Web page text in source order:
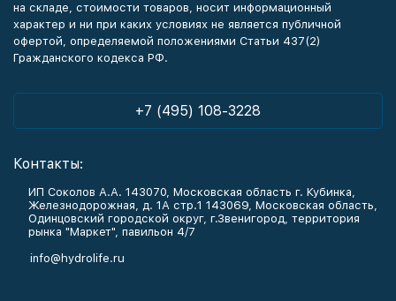
на складе, стоимости товаров, носит информационный
характер и ни при каких условиях не является публичной
офертой, определяемой положениями Статьи 437(2)
Гражданского кодекса РФ.
+7 (495) 108-3228
Контакты:
ИП Соколов А.А. 143070, Московская область г. Кубинка,
Железнодорожная, д. 1А стр.1 143069, Московская область,
Одинцовский городской округ, г.Звенигород, территория
рынка "Маркет", павильон 4/7
info@hydrolife.ru